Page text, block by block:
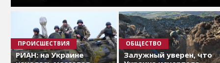
ПРОИСШЕСТВИЯ
РИАН: на Украине
ОБЩЕСТВО
Залужный уверен, что